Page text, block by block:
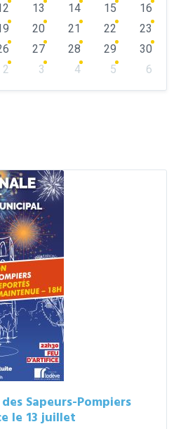
13 14 15
16
20 21 22
23
27 28 29
30
2 3 4 5
6
Sapeurs-Pompiers
le 13 juillet